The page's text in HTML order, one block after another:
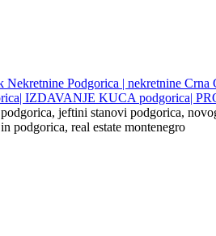
Nekretnine Podgorica | nekretnine
IZDAVANJE KUCA podgorica|
jeftini stanovi podgorica,
podgorica, real estate montenegro